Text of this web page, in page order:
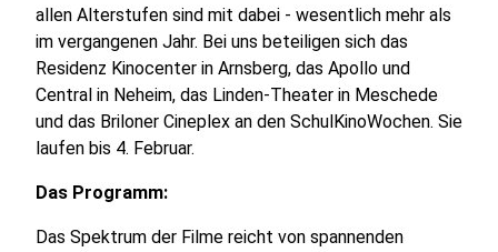
allen Alterstufen sind mit dabei - wesentlich mehr als
im vergangenen Jahr. Bei uns beteiligen sich das
Residenz Kinocenter in Arnsberg, das Apollo und
Central in Neheim, das Linden-Theater in Meschede
und das Briloner Cineplex an den SchulKinoWochen. Sie
laufen bis 4. Februar.
Das Programm:
Das Spektrum der Filme reicht von spannenden